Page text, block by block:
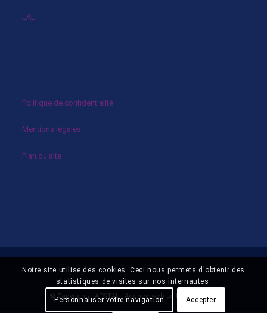
LAL
Politique de confidentialité
Mentions légales
Plan du site
© Copyright – AFSTAL |Agence web Le Plus Du Web
Notre site utilise des cookies. Ceci nous permets d'obtenir des
statistiques de visites sur nos internautes.
Personnaliser votre navigation Accepter